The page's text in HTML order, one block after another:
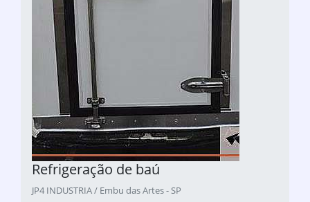
Refrigeração de baú
JP4 INDUSTRIA / Embu das Artes - SP